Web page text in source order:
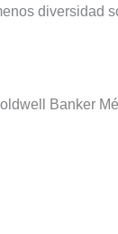
diversidad
Banker